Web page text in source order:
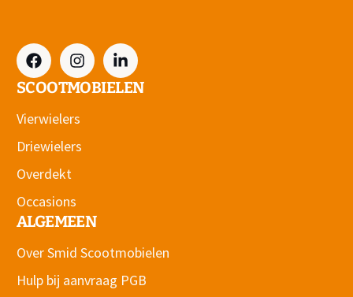
SCOOTMOBIELEN
Vierwielers
Driewielers
Overdekt
Occasions
ALGEMEEN
Over Smid Scootmobielen
Hulp bij aanvraag PGB